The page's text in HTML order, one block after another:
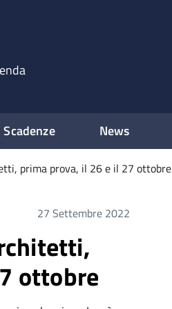
Scadenze News
prima prova, il 26 e il 27 ottobre
27 Settembre 2022
ottobre